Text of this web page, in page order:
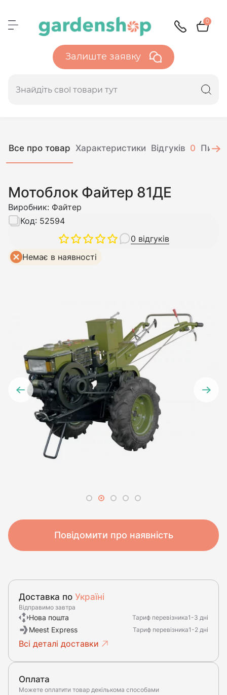
0
Залиште заявку
Все про товар Характеристики Відгуків 0
Мотоблок Файтер 81ДЕ
Виробник: Файтер
0 відгуків
Код: 52594
Немає в наявності
Повідомити про наявність
Доставка по Україні
Відправимо завтра
Нова пошта Тариф перевізника1-3 дні
Meest Express Тариф перевізника1-2 дні
Всі деталі доставки
Оплата
Можете оплатити товар декількома способами